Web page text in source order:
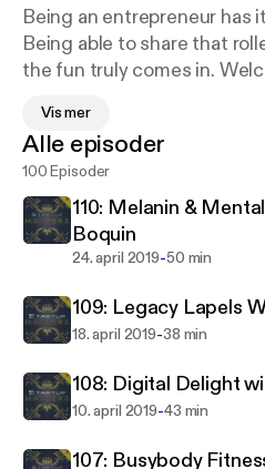
Being an entrepreneur has
Being able to share that
the fun truly comes in.
share their insight and
entrepreneur endeavors
Vis mer
Alle episoder
100 Episoder
110: Melanin &
Boquin
24. april 2019-50 min
109: Legacy Lapels
18. april 2019-38 min
108: Digital Delight
10. april 2019-43 min
107: Busybody